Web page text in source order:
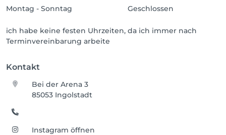
Montag - Sonntag Geschlossen
ich habe keine festen Uhrzeiten, da ich immer nach
Terminvereinbarung arbeite
Kontakt
Bei der Arena 3
85053 Ingolstadt
Instagram öffnen